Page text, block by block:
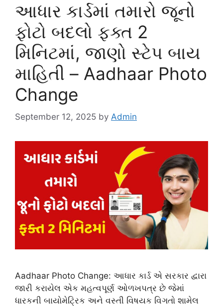
આધાર કાર્ડમાં તમારો જૂનો
ફોટો બદલો ફ્ક્ત 2
મિનિટમાં, જાણો સ્ટેપ બાય
માહિતી – Aadhaar Photo
Change
September 12, 2025 by Admin
Aadhaar Photo Change: આધાર કાર્ડ એ સરકાર દ્વારા
જારી કરાયેલ એક મહત્વપૂર્ણ ઓળખપત્ર છે જેમાં
ધારકની બાયોમેટ્રિક અને વસ્તી વિષયક વિગતો શામેલ